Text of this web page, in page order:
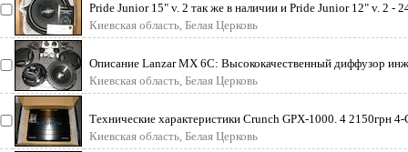
Pride Junior 15" v. 2 так же в наличии и Pride Junior 12" v. 2 -
Киевская область, Белая Церковь
Описание Lanzar MX 6C: Высококачественный диффузор
литья; Подвес и
Киевская область, Белая Церковь
Технические характеристики Crunch GPX-1000. 4 2150грн
A/B Perfoma
Киевская область, Белая Церковь